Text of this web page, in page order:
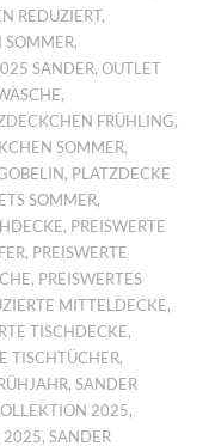
REDUZIERT,
SOMMER,
SANDER,OUTLET
,
FRÜHLING,
SOMMER,
, PLATZDECKE
SOMMER,
, PREISWERTE
, PREISWERTE
, PREISWERTES
MITTELDECKE,
TISCHDECKE,
TISCHTÜCHER,
,SANDER
2025,
2025,SANDER